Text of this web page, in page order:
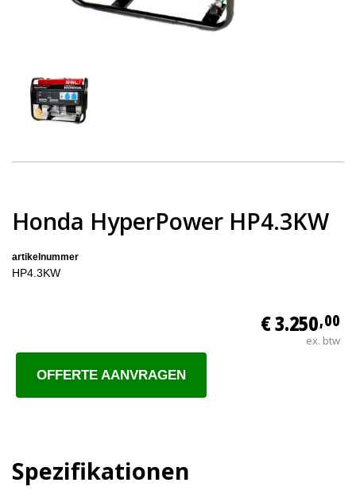
Honda HyperPower HP4.3KW
artikelnummer
HP4.3KW
€ 3.250,00
ex. btw
OFFERTE AANVRAGEN
Spezifikationen